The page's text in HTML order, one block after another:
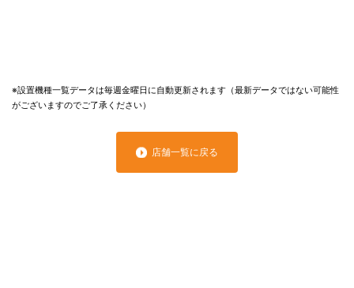
※設置機種一覧データは毎週金曜日に自動更新されます（最新データではない可能性
がございますのでご了承ください）
店舗一覧に戻る